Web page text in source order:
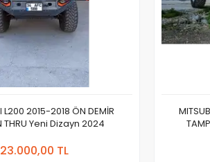
L200 2015-2018 ÖN DEMİR
THRU Yeni Dizayn 2024
23.000,00 TL